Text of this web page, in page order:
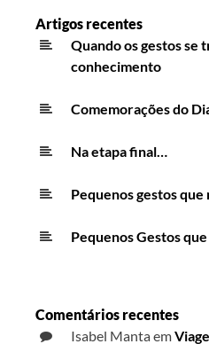
Artigos recentes
Quando os gestos se
conhecimento
Comemorações do
Na etapa final…
Pequenos gestos
Pequenos Gestos
Comentários recentes
Isabel Mantaem